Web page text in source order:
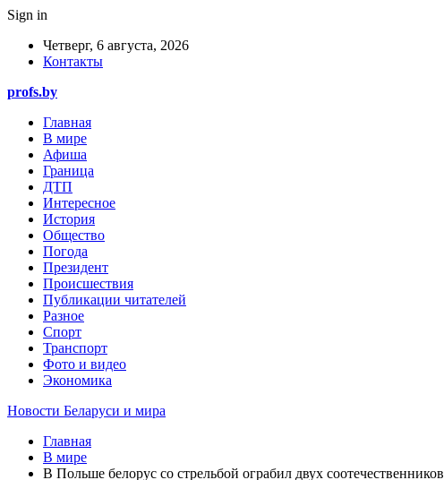
Sign in
Четверг, 6 августа, 2026
Контакты
profs.by
Главная
В мире
Афиша
Граница
ДТП
Интересное
История
Общество
Погода
Президент
Происшествия
Публикации читателей
Разное
Спорт
Транспорт
Фото и видео
Экономика
Новости Беларуси и мира
Главная
В мире
В Польше белорус со стрельбой ограбил двух соотечественников